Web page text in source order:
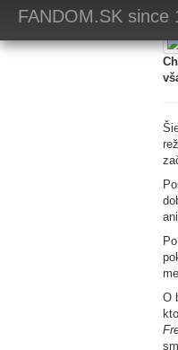
FANDOM.SK since
O